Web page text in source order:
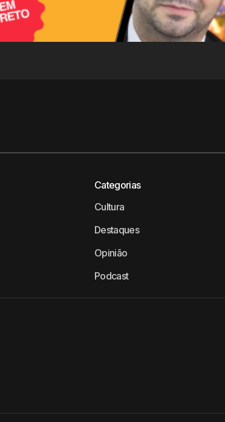
Categorias
Cultura
Destaques
Opinião
Podcast